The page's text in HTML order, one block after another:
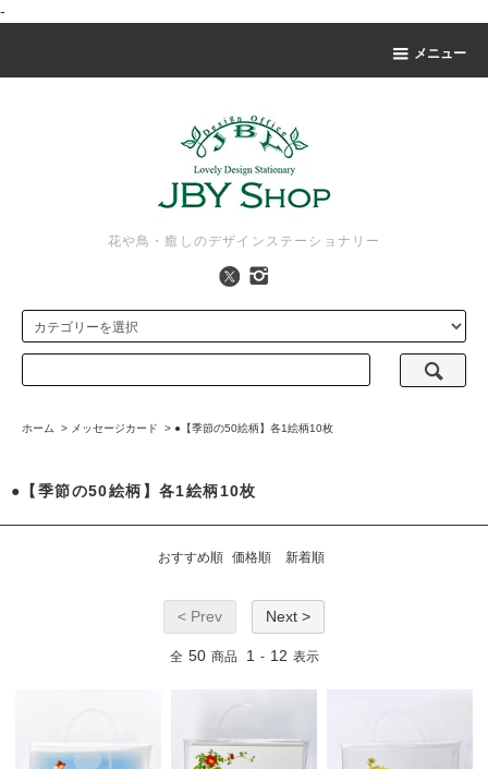
-
メニュー
花や鳥・癒しのデザインステーショナリー
ホーム > メッセージカード > ●【季節の50絵柄】各1絵柄10枚
●【季節の50絵柄】各1絵柄10枚
おすすめ順 価格順 新着順
< Prev Next >
全 50 商品 1 - 12 表示